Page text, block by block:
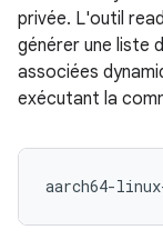
privée. L'outil
générer une liste
associées
exécutant la